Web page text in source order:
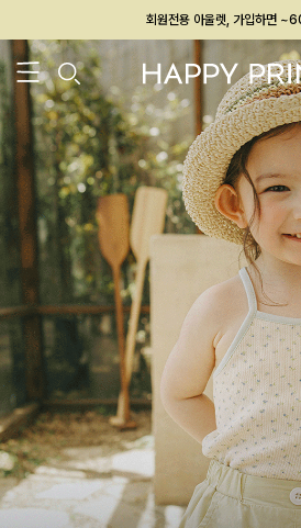
회원전용 아울렛, 가입하면
멤버십 최대 28,000원
26SS 신상 BEST BABY[6~12M]